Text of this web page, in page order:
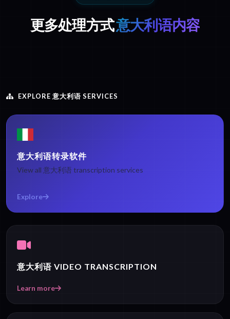
更多处理方式意大利语内容
EXPLORE 意大利语 SERVICES
意大利语转录软件
View all 意大利语 transcription services
Explore
意大利语 VIDEO TRANSCRIPTION
Learn more